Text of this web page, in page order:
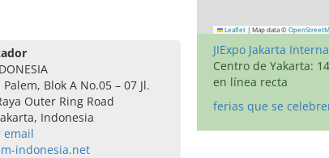
Blok A No.05 – 07 Jl.
Outer Ring Road
Indonesia
email
indonesia.net
Leaflet | Map data ©
JIExpo Jakarta
Centro de Yakarta:
en línea recta
ferias que se